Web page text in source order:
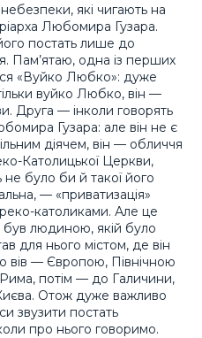
які чигають на
Любомира Гузара.
постать лише до
Пам’ятаю, одна із перших
«Вуйко Любко»: дуже
вуйко Любко, він —
Друга — інколи говорять
Гузара: але він не є
діячем, він — обличчя
Католицької Церкви,
не було би й такої його
— «приватизація»
католиками. Але це
людиною, якій було
для нього містом, де він
вів — Європою, Північною
потім — до Галичини,
Отож дуже важливо
звузити постать
про нього говоримо.